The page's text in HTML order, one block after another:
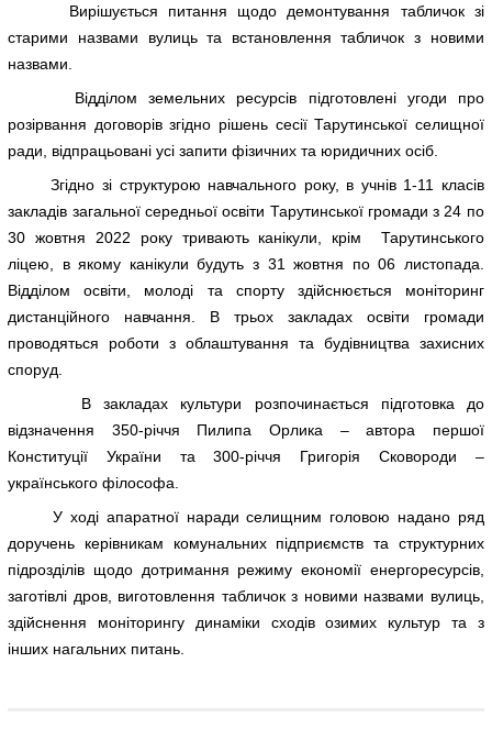
Вирішується питання щодо демонтування табличок зі
старими назвами вулиць та встановлення табличок з новими
назвами.
Відділом земельних ресурсів підготовлені угоди про
розірвання договорів згідно рішень сесії Тарутинської селищної
ради, відпрацьовані усі запити фізичних та юридичних осіб.
Згідно зі структурою навчального року, в учнів 1-11 класів
закладів загальної середньої освіти Тарутинської громади з 24 по
30 жовтня 2022 року тривають канікули, крім Тарутинського
ліцею, в якому канікули будуть з 31 жовтня по 06 листопада.
Відділом освіти, молоді та спорту здійснюється моніторинг
дистанційного навчання. В трьох закладах освіти громади
проводяться роботи з облаштування та будівництва захисних
споруд.
В закладах культури розпочинається підготовка до
відзначення 350-річчя Пилипа Орлика – автора першої
Конституції України та 300-річчя Григорія Сковороди –
українського філософа.
У ході апаратної наради селищним головою надано ряд
доручень керівникам комунальних підприємств та структурних
підрозділів щодо дотримання режиму економії енергоресурсів,
заготівлі дров, виготовлення табличок з новими назвами вулиць,
здійснення моніторингу динаміки сходів озимих культур та з
інших нагальних питань.